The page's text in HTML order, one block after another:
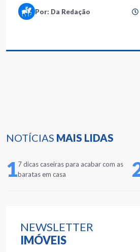
NOTÍCIAS MAIS LIDAS
17 dicas caseiras para acabar com as
baratas em casa
NEWSLETTER
IMÓVEIS
Por: Da Redação